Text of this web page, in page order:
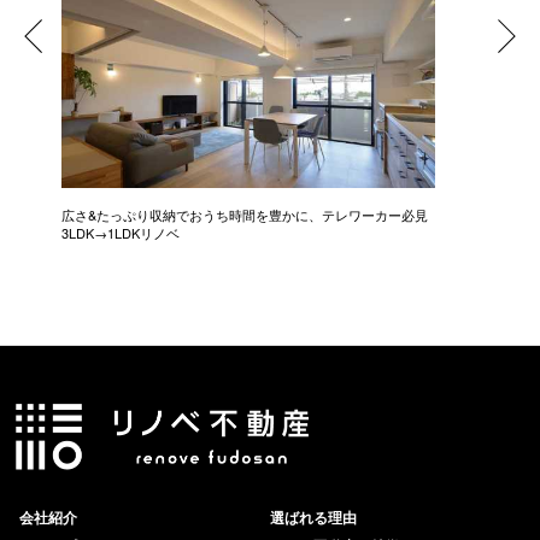
広さ&たっぷり収納でおうち時間を豊かに、テレワーカー必見
3LDK→1LDKリノベ
会社紹介
選ばれる理由